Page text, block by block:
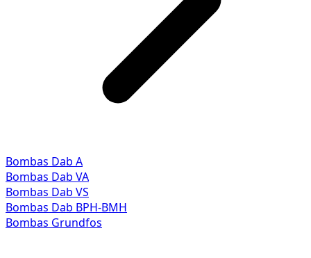
Bombas Dab A
Bombas Dab VA
Bombas Dab VS
Bombas Dab BPH-BMH
Bombas Grundfos